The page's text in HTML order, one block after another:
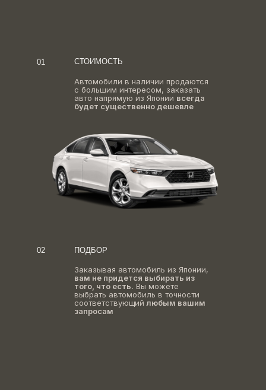
СТОИМОСТЬ
ПОДБОР
Автомобили в наличии продаются
с большим интересом, заказать
авто напрямую из Японии всегда
будет существенно дешевле
Заказывая автомобиль из Японии,
вам не придется выбирать из
того, что есть. Вы можете
выбрать автомобиль в точности
соответствующий любым вашим
запросам
01
02